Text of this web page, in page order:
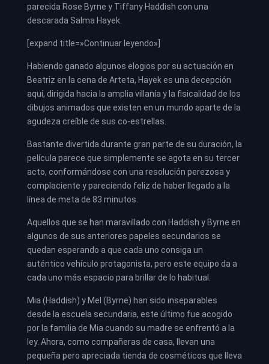
parecida Rose Byrne y Tiffany Haddish con una
descarada Salma Hayek.
[expand title=»Continuar leyendo»]
Habiendo ganado algunos elogios por su actuación en
Beatriz en la cena de Arteta, Hayek es una decepción
aquí, dirigida hacia la amplia villanía y la fisicalidad de los
dibujos animados que existen en un mundo aparte de la
agudeza creíble de sus co-estrellas.
Bastante divertida durante gran parte de su duración, la
película parece que simplemente se agota en su tercer
acto, conformándose con una resolución perezosa y
complaciente y pareciendo feliz de haber llegado a la
línea de meta de 83 minutos.
Aquellos que se han maravillado con Haddish y Byrne en
algunos de sus anteriores papeles secundarios se
quedan esperando a que cada uno consiga un
auténtico vehículo protagonista, pero este equipo da a
cada uno más espacio para brillar de lo habitual.
Mia (Haddish) y Mel (Byrne) han sido inseparables
desde la escuela secundaria, este último fue acogido
por la familia de Mia cuando su madre se enfrentó a la
ley. Ahora, como compañeras de casa, llevan una
pequeña pero apreciada tienda de cosméticos que lleva